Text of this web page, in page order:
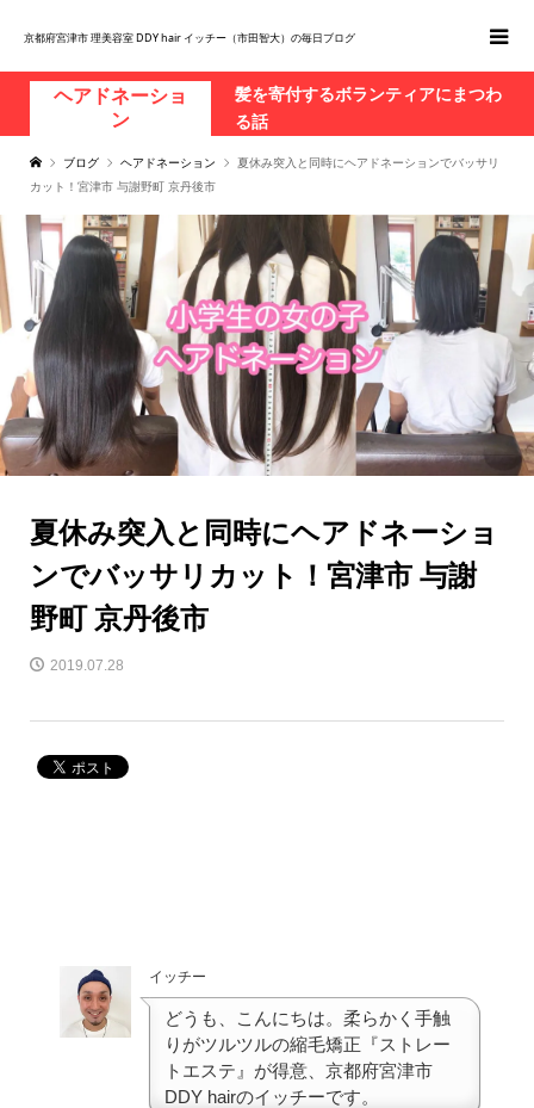
京都府宮津市 理美容室 DDY hair イッチー（市田智大）の毎日ブログ
ヘアドネーショ
ン
髪を寄付するボランティアにまつわ
る話
ブログ ヘアドネーション
夏休み突入と同時にヘアドネーションでバッサリ
カット！宮津市 与謝野町 京丹後市
夏休み突入と同時にヘアドネーショ
ンでバッサリカット！宮津市 与謝
野町 京丹後市
2019.07.28
イッチー
どうも、こんにちは。柔らかく手触
りがツルツルの縮毛矯正『ストレー
トエステ』が得意、京都府宮津市
DDY hairのイッチーです。